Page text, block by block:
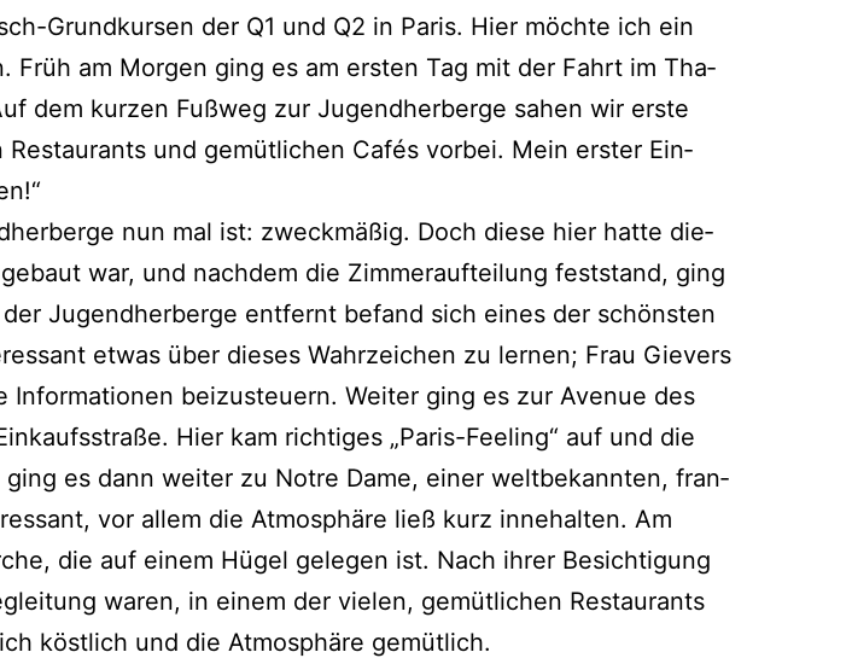
Grund­kur­sen der Q1 und Q2 in Paris. Hier möch­te ich ein
am Mor­gen ging es am ers­ten Tag mit der Fahrt im Tha­
dem kur­zen Fuß­weg zur Jugend­her­ber­ge sahen wir ers­te
und gemüt­li­chen Cafés vor­bei. Mein ers­ter Ein­
nun mal ist: zweck­mä­ßig. Doch die­se hier hat­te die­
war, und nach­dem die Zim­mer­auf­tei­lung fest­stand, ging
Jugend­her­ber­ge ent­fernt befand sich eines der schöns­ten
etwas über die­ses Wahr­zei­chen zu ler­nen; Frau Gie­vers
bei­zu­steu­ern. Wei­ter ging es zur Ave­nue des
Hier kam rich­ti­ges „Paris-Fee­ling“ auf und die
es dann wei­ter zu Not­re Dame, einer welt­be­kann­ten, fran­
vor allem die Atmo­sphä­re ließ kurz inne­hal­ten. Am
die auf einem Hügel gele­gen ist. Nach ihrer Besich­ti­gung
waren, in einem der vie­len, gemüt­li­chen Restau­rants
köst­lich und die Atmo­sphä­re gemütlich.